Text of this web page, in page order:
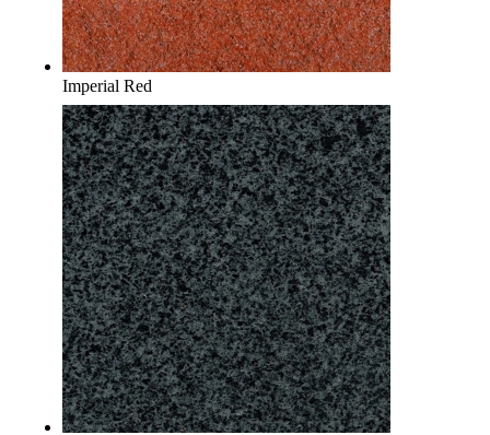
Imperial Red